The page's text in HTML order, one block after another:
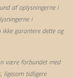
af oplysningerne i
i
garantere dette og
være forbundet med
ligesom tidligere